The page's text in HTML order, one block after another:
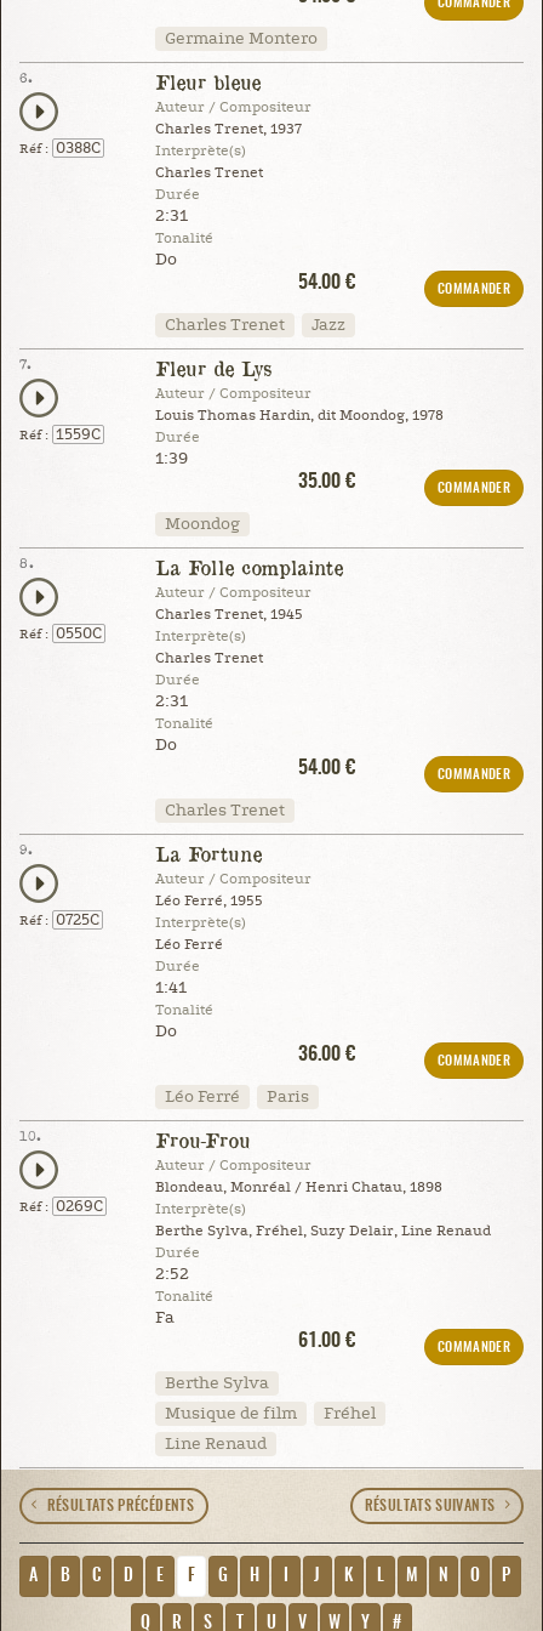
COMMANDER
Germaine Montero
6.
Réf : 0388C
Fleur bleue
Auteur / Compositeur
Charles Trenet, 1937
Interprète(s)
Charles Trenet
Durée
2:31
Tonalité
Do
54.00 €
COMMANDER
Charles Trenet Jazz
7.
Réf : 1559C
Fleur de Lys
Auteur / Compositeur
Louis Thomas Hardin, dit Moondog, 1978
Durée
1:39
35.00 €
COMMANDER
Moondog
8.
Réf : 0550C
La Folle complainte
Auteur / Compositeur
Charles Trenet, 1945
Interprète(s)
Charles Trenet
Durée
2:31
Tonalité
Do
54.00 €
COMMANDER
Charles Trenet
9.
Réf : 0725C
La Fortune
Auteur / Compositeur
Léo Ferré, 1955
Interprète(s)
Léo Ferré
Durée
1:41
Tonalité
Do
36.00 €
COMMANDER
Léo Ferré Paris
10.
Réf : 0269C
Frou-Frou
Auteur / Compositeur
Blondeau, Monréal / Henri Chatau, 1898
Interprète(s)
Berthe Sylva, Fréhel, Suzy Delair, Line Renaud
Durée
2:52
Tonalité
Fa
61.00 €
COMMANDER
Berthe Sylva
Musique de film
Fréhel
Line Renaud
RÉSULTATS PRÉCÉDENTS RÉSULTATS SUIVANTS
A B C D E F G H J K M N O P
Q R S U V W Y #